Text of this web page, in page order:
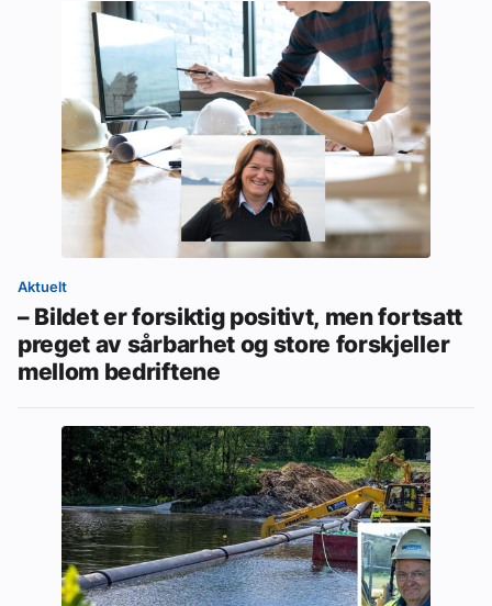
Aktuelt
– Bildet er forsiktig positivt, men fortsatt
preget av sårbarhet og store forskjeller
mellom bedriftene